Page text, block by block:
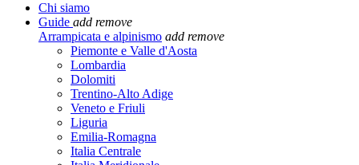
Chi siamo
Guide add remove
Arrampicata e alpinismo add remove
Piemonte e Valle d'Aosta
Lombardia
Dolomiti
Trentino-Alto Adige
Veneto e Friuli
Liguria
Emilia-Romagna
Italia Centrale